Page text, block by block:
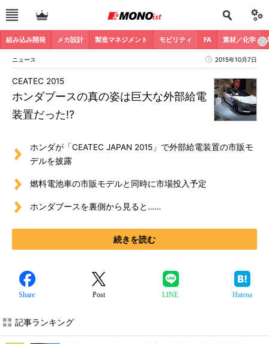
組み込み開発 メカ設計 製造マネジメント モビリティ FA 素材／化学
ニュース 2015年10月7日
ホンダブースの真の姿は巨大な外部給電
装置だった!?
CEATEC 2015
ホンダが「CEATEC JAPAN 2015」で外部給電装置の市販モ
デルを披露
燃料電池車の市販モデルと同時に市場投入予定
ホンダブースを裏側から見ると……
続きを読む
Share Post LINE Hatena
記事ランキング